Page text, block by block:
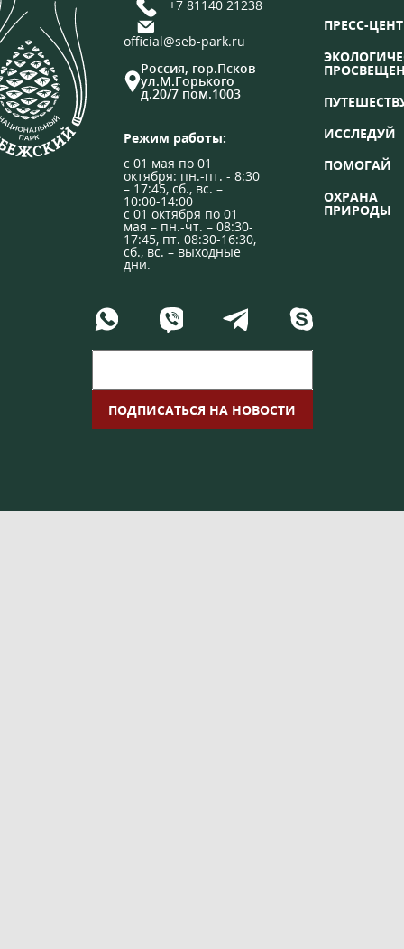
+7 81140 21238
official@seb-park.ru
Россия, гор.Псков
ул.М.Горького
д.20/7 пом.1003
Режим работы:
с 01 мая по 01
октября: пн.-пт. - 8:30
– 17:45, сб., вс. –
10:00-14:00
с 01 октября по 01
мая – пн.-чт. – 08:30-
17:45, пт. 08:30-16:30,
сб., вс. – выходные
дни.
ПРЕСС-
ИССЛЕДУЙ
ПОМОГАЙ
ОХРАНА
ПРИРОДЫ